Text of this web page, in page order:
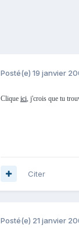
Posté(e) 19 janvier
Clique ici, j'crois que tu
Citer
Posté(e) 21 janvier